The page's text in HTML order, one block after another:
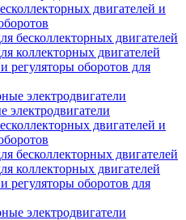
двигателей и
бесколлекторных двигателей
коллекторных двигателей
регуляторы оборотов для
электродвигатели
электродвигатели
двигателей и
бесколлекторных двигателей
коллекторных двигателей
регуляторы оборотов для
электродвигатели